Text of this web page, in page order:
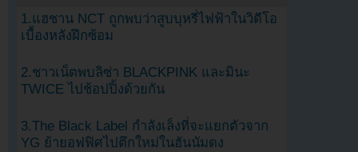
1.แฮชาน NCT ถูกพบว่าสูบบุหรี่ไฟฟ้าในวิดีโอ
เบื้องหลังฝึกซ้อม
2.ชาวเน็ตพบลิซ่า BLACKPINK และมินะ
TWICE ไปช้อปปิ้งด้วยกัน
3.The Black Label กำลังเล็งที่จะแยกตัวจาก
YG ย้ายอฟฟิศไปตึกใหม่ในฮันนัมดง